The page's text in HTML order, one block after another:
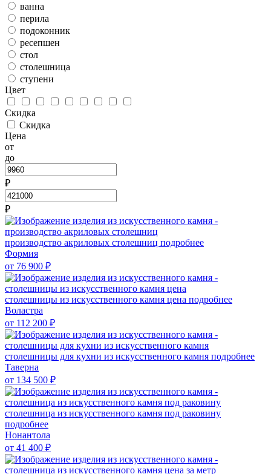
ванна
перила
подоконник
ресепшен
стол
столешница
ступени
Цвет
Скидка
Скидка
Цена
от
до
₽
₽
производство акриловых столешниц подробнее
Формия
от 76 900 ₽
столешницы из искусственного камня цена подробнее
Воластра
от 112 200 ₽
столешницы для кухни из искусственного камня подробнее
Таверна
от 134 500 ₽
столешница из искусственного камня под раковину
подробнее
Нонантола
от 41 400 ₽